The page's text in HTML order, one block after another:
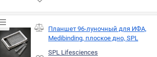
Планшет 96-луночный для ИФА,
Medibinding, плоское дно, SPL
SPL Lifesciences